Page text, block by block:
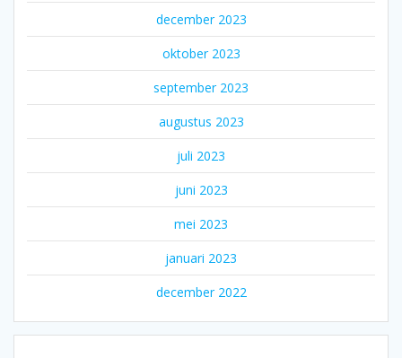
december 2023
oktober 2023
september 2023
augustus 2023
juli 2023
juni 2023
mei 2023
januari 2023
december 2022